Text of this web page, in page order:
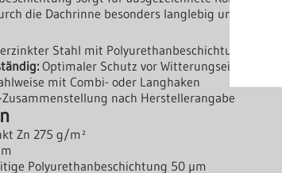
die Dachrinne besonders langlebig und
Stahl mit Polyurethanbeschichtung
Optimaler Schutz vor Witterungseinflüssen.
mit Combi- oder Langhaken
Zusammenstellung nach Herstellerangabe
Zn 275 g/m²
Polyurethanbeschichtung 50 µm